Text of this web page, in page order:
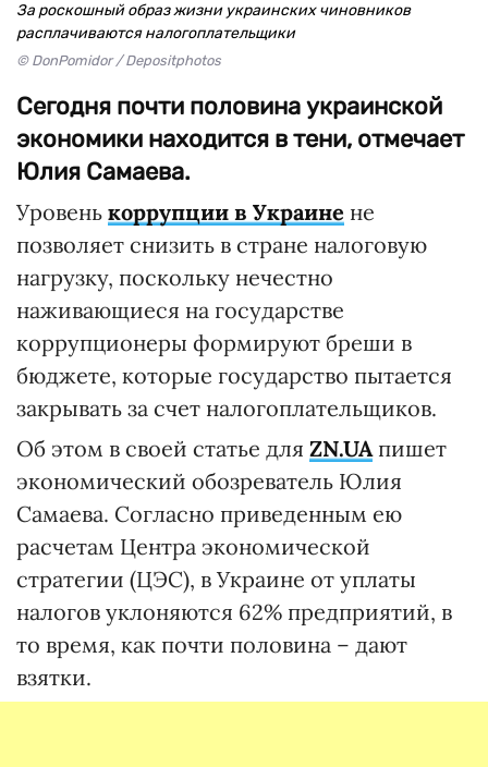
За роскошный образ жизни украинских чиновников
расплачиваются налогоплательщики
© DonPomidor / Depositphotos
Сегодня почти половина украинской
экономики находится в тени, отмечает
Юлия Самаева.
Уровень коррупции в Украине не
позволяет снизить в стране налоговую
нагрузку, поскольку нечестно
наживающиеся на государстве
коррупционеры формируют бреши в
бюджете, которые государство пытается
закрывать за счет налогоплательщиков.
Об этом в своей статье для ZN.UAпишет
экономический обозреватель Юлия
Самаева. Согласно приведенным ею
расчетам Центра экономической
стратегии (ЦЭС), в Украине от уплаты
налогов уклоняются 62% предприятий, в
то время, как почти половина – дают
взятки.